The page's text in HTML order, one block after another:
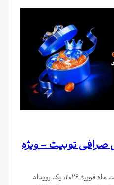
توبیت – ویژه
صرافی توبیت Toobitبه مناسبت ماه فوریه ۲۰۲۶، یک رویداد